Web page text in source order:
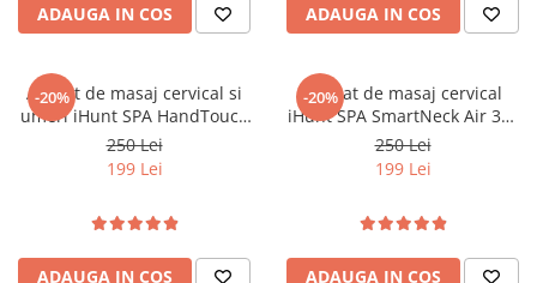
ADAUGA IN COS ADAUGA IN COS
-20%
Aparat de masaj cervical si
umeri iHunt SPA HandTouch
Neck 3D, Tehnologie masaj
bionic/imitare maini umane,
250 Lei
199 Lei
ADAUGA IN COS
-20%
Aparat de masaj cervical
iHunt SPA SmartNeck Air 3D,
Electrostimulare EMS/TENS,
Compresie inteligenta,
250 Lei
199 Lei
ADAUGA IN COS